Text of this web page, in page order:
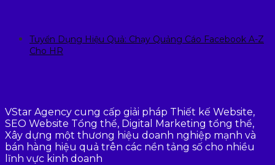
Tuyển Dụng Hiệu Quả: Chạy Quảng Cáo Facebook A-Z
Cho HR
VStar Agency cung cấp giải pháp Thiết kế Website,
SEO Website Tổng thể, Digital Marketing tổng thể,
Xây dựng một thương hiệu doanh nghiệp mạnh và
bán hàng hiệu quả trên các nền tảng số cho nhiều
lĩnh vực kinh doanh